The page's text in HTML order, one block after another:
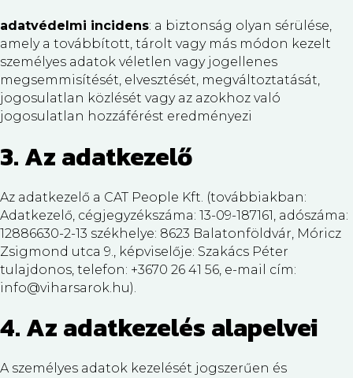
adatvédelmi incidens: a biztonság olyan sérülése,
amely a továbbított, tárolt vagy más módon kezelt
személyes adatok véletlen vagy jogellenes
megsemmisítését, elvesztését, megváltoztatását,
jogosulatlan közlését vagy az azokhoz való
jogosulatlan hozzáférést eredményezi
3. Az adatkezelő
Az adatkezelő a CAT People Kft. (továbbiakban:
Adatkezelő, cégjegyzékszáma: 13-09-187161, adószáma:
12886630-2-13 székhelye: 8623 Balatonföldvár, Móricz
Zsigmond utca 9., képviselője: Szakács Péter
tulajdonos, telefon: +3670 26 41 56, e-mail cím:
info@viharsarok.hu).
4. Az adatkezelés alapelvei
A személyes adatok kezelését jogszerűen és